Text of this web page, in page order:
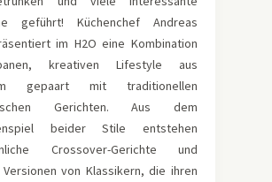
geführt! Küchenchef Andreas
im H2O eine Kombination
kreativen Lifestyle aus
gepaart mit traditionellen
Gerichten. Aus dem
beider Stile entstehen
Crossover-Gerichte und
von Klassikern, die ihren